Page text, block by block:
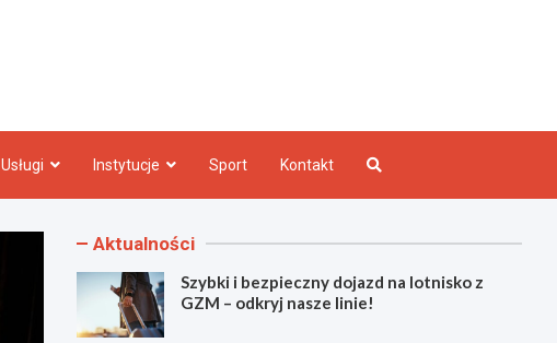
Usługi Instytucje Sport Kontakt
Aktualności
Szybki i bezpieczny dojazd na lotnisko z
GZM – odkryj nasze linie!